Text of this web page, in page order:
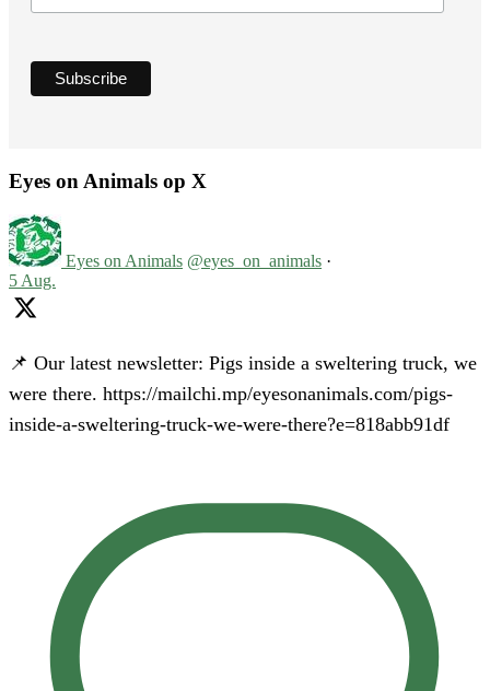
Eyes on Animals op X
Eyes on Animals @eyes_on_animals ·
5 Aug.
📌 Our latest newsletter: Pigs inside a sweltering truck, we
were there. https://mailchi.mp/eyesonanimals.com/pigs-
inside-a-sweltering-truck-we-were-there?e=818abb91df